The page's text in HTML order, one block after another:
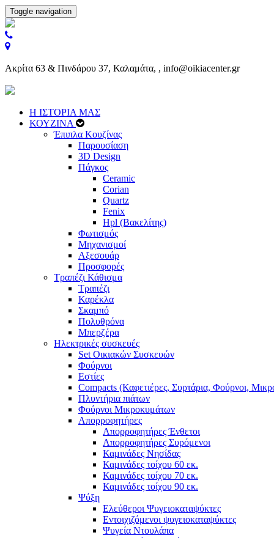
Toggle navigation
Ακρίτα 63 & Πινδάρου 37, Καλαμάτα, , info@oikiacenter.gr
Η ΙΣΤΟΡΙΑ ΜΑΣ
ΚΟΥΖΙΝΑ
Έπιπλα Κουζίνας
Παρουσίαση
3D Design
Πάγκος
Ceramic
Corian
Quartz
Fenix
Hpl (Βακελίτης)
Φωτισμός
Μηχανισμοί
Αξεσουάρ
Προσφορές
Τραπέζι Κάθισμα
Τραπέζι
Καρέκλα
Σκαμπό
Πολυθρόνα
Μπερζέρα
Ηλεκτρικές συσκευές
Set Οικιακών Συσκευών
Φούρνοι
Εστίες
Compacts (Καφετιέρες, Συρτάρια, Φούρνοι,
Πλυντήρια πιάτων
Φούρνοι Μικροκυμάτων
Απορροφητήρες
Απορροφητήρες Ένθετοι
Απορροφητήρες Συρόμενοι
Καμινάδες Νησίδας
Καμινάδες τοίχου 60 εκ.
Καμινάδες τοίχου 70 εκ.
Καμινάδες τοίχου 90 εκ.
Ψύξη
Ελεύθεροι Ψυγειοκαταψύκτες
Εντοιχιζόμενοι ψυγειοκαταψύκτες
Ψυγεία Ντουλάπα